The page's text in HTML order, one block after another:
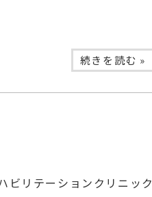
続きを読む »
ビリテーションクリニック